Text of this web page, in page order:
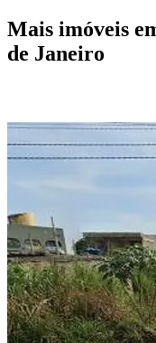
Mais imóveis
de Janeiro